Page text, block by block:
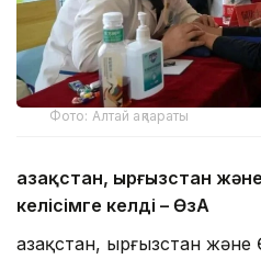
Фото: Алтай ақпараты
Қазақстан, Қырғызстан
келісімге келді – ӨзА
Қазақстан, Қырғызстан